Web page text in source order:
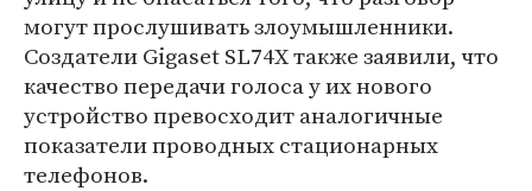
могут прослушивать злоумышленники.
Создатели Gigaset SL74X также заявили, что
качество передачи голоса у их нового
устройство превосходит аналогичные
показатели проводных стационарных
телефонов.